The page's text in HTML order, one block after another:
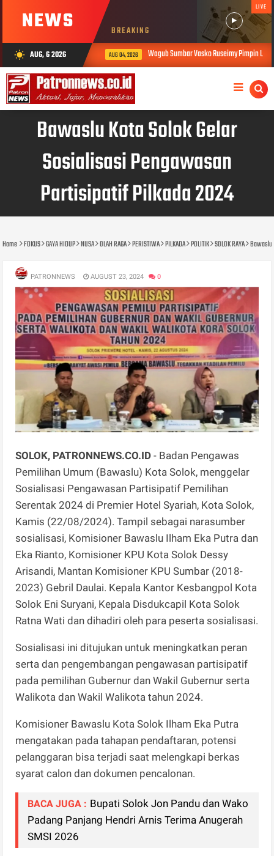
NEWS BREAKING
LIVE
wb_sunny AUG, 6 2026 AUG 04, 2026 Wagub Sumbar Vasko Ruseimy Pimpin
Bawaslu Kota Solok Gelar
Sosialisasi Pengawasan
Partisipatif Pilkada 2024
Home FOKUS GAYA HIDUP NUSA OLAH RAGA PERISTIWA PILKADA POLITIK SOLOK RAYA Bawaslu
PATRONNEWS AUGUST 23, 2024 0
SOLOK, PATRONNEWS.CO.ID - Badan Pengawas
Pemilihan Umum (Bawaslu) Kota Solok, menggelar
Sosialisasi Pengawasan Partisipatif Pemilihan
Serentak 2024 di Premier Hotel Syariah, Kota Solok,
Kamis (22/08/2024). Tampil sebagai narasumber
sosialisasi, Komisioner Bawaslu Ilham Eka Putra dan
Eka Rianto, Komisioner KPU Kota Solok Dessy
Arisandi, Mantan Komisioner KPU Sumbar (2018-
2023) Gebril Daulai. Kepala Kantor Kesbangpol Kota
Solok Eni Suryani, Kepala Disdukcapil Kota Solok
Ratna Wati dan dihadiri oleh para peserta sosialisasi.
Sosialisasi ini ditujukan untuk meningkatkan peran
serta dan pengembangan pengawasan partisipatif
pada pemilihan Gubernur dan Wakil Gubernur serta
Walikota dan Wakil Walikota tahun 2024.
Komisioner Bawaslu Kota Solok Ilham Eka Putra
mengatakan pada tahapan pendaftaran, potensi
pelanggaran bisa terjadi saat melengkapi berkas
syarat calon dan dokumen pencalonan.
BACA JUGA : Bupati Solok Jon Pandu dan Wako
Padang Panjang Hendri Arnis Terima Anugerah
SMSI 2026